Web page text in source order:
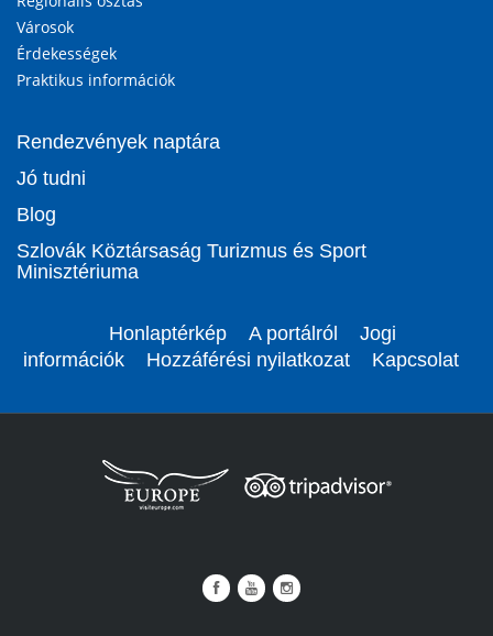
Városok
Érdekességek
Praktikus információk
Rendezvények naptára
Jó tudni
Blog
Szlovák Köztársaság Turizmus és Sport
Minisztériuma
Honlaptérkép A portálról
Jogi
információk
Hozzáférési nyilatkozat Kapcsolat